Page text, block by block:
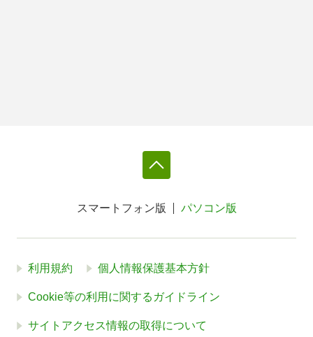
スマートフォン版 パソコン版
利用規約 個人情報保護基本方針
Cookie等の利用に関するガイドライン
サイトアクセス情報の取得について